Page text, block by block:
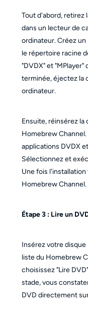
Tout d'abord, retirez
dans un lecteur de
ordinateur. Créez un
le répertoire racine
"DVDX" et
terminée, éjectez la
ordinateur.
Ensuite, réinsérez la
Homebrew
applications DVDX
Sélectionnez et
Une fois
Homebrew Channel.
Étape 3 : Lire un
Insérez votre disque
liste du Homebrew
choisissez "Lire
stade, vous
DVD directement